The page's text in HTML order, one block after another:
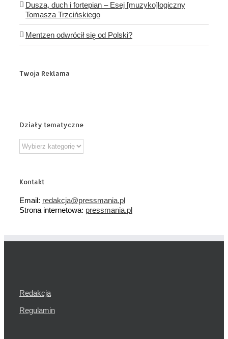
Dusza, duch i fortepian – Esej [muzyko]logiczny
Tomasza Trzcińskiego
Mentzen odwrócił się od Polski?
Twoja Reklama
Działy tematyczne
Działy
tematyczne
Kontakt
Email: redakcja@pressmania.pl
Strona internetowa: pressmania.pl
Redakcja
Regulamin